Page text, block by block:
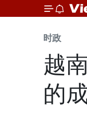
时政
越
的